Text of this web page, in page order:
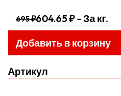
695 ₽604.65 ₽ - За кг.
Добавить в корзину
Артикул